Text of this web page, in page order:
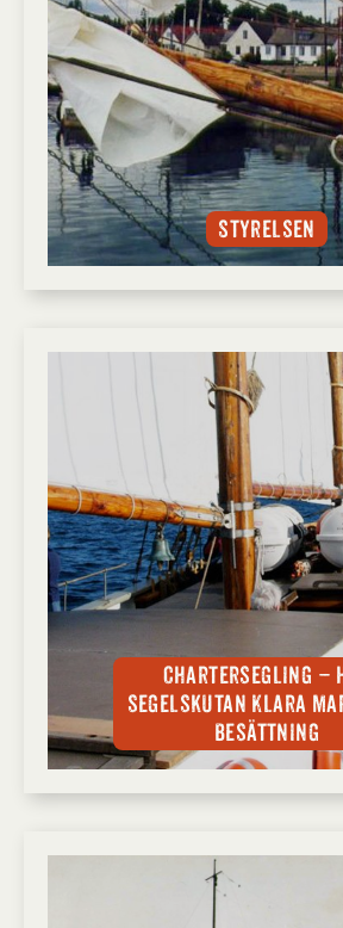
Styrelsen
Chartersegling –
segelskutan Klara
besättning